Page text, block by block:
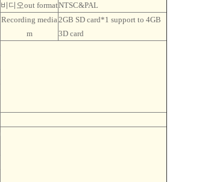
비디오out formatNTSC&PAL
Recording media
m
2GB SD card*1 support to 4GB
3D card